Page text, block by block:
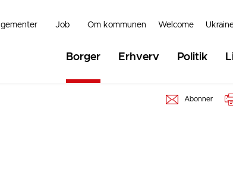
Job Om kommunen Welcome
Borger Erhverv Politik
Abonner